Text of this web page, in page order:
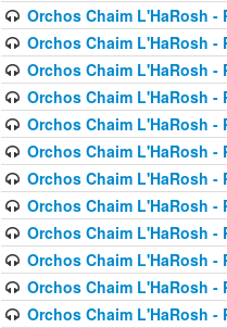
Orchos Chaim L'HaRosh -
Orchos Chaim L'HaRosh -
Orchos Chaim L'HaRosh -
Orchos Chaim L'HaRosh -
Orchos Chaim L'HaRosh -
Orchos Chaim L'HaRosh -
Orchos Chaim L'HaRosh -
Orchos Chaim L'HaRosh -
Orchos Chaim L'HaRosh -
Orchos Chaim L'HaRosh -
Orchos Chaim L'HaRosh -
Orchos Chaim L'HaRosh -